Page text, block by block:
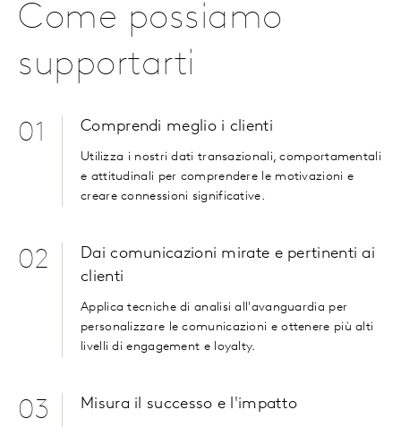
Come possiamo
supportarti
01 Comprendi meglio i clienti
Utilizza i nostri dati transazionali, comportamentali
e attitudinali per comprendere le motivazioni e
creare connessioni significative.
02
Dai comunicazioni mirate e pertinenti ai
clienti
Applica tecniche di analisi all'avanguardia per
personalizzare le comunicazioni e ottenere più alti
livelli di engagement e loyalty.
03 Misura il successo e l'impatto